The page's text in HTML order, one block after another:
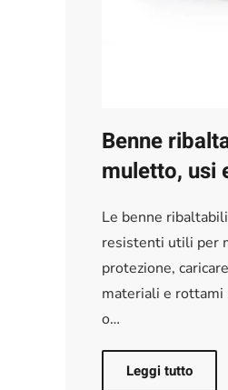
Benne
muletto, usi
Le benne
resistenti utili per
protezione,
materiali e rottami
o…
Leggi tutto